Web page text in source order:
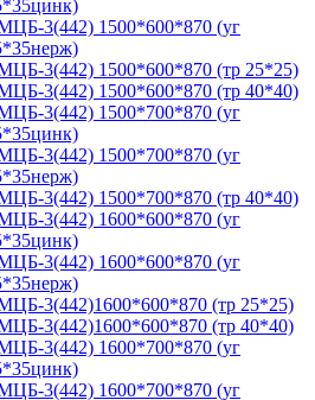
3(442) 1500*600*870 (уг
3(442) 1500*600*870 (тр 25*25)
3(442) 1500*600*870 (тр 40*40)
3(442) 1500*700*870 (уг
3(442) 1500*700*870 (уг
3(442) 1500*700*870 (тр 40*40)
3(442) 1600*600*870 (уг
3(442) 1600*600*870 (уг
3(442)1600*600*870 (тр 25*25)
3(442)1600*600*870 (тр 40*40)
3(442) 1600*700*870 (уг
3(442) 1600*700*870 (уг